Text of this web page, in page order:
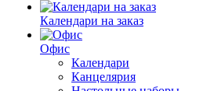
Календари на заказ
Офис
Календари
Канцелярия